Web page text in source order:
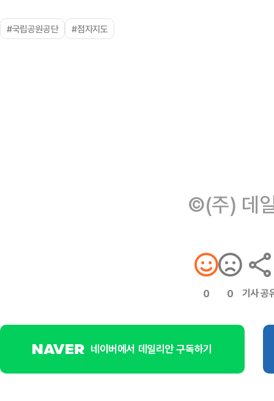
#국립공원공단 #점자지도
©(주) 데
0 0 기사 공
네이버에서 데일리안 구독하기